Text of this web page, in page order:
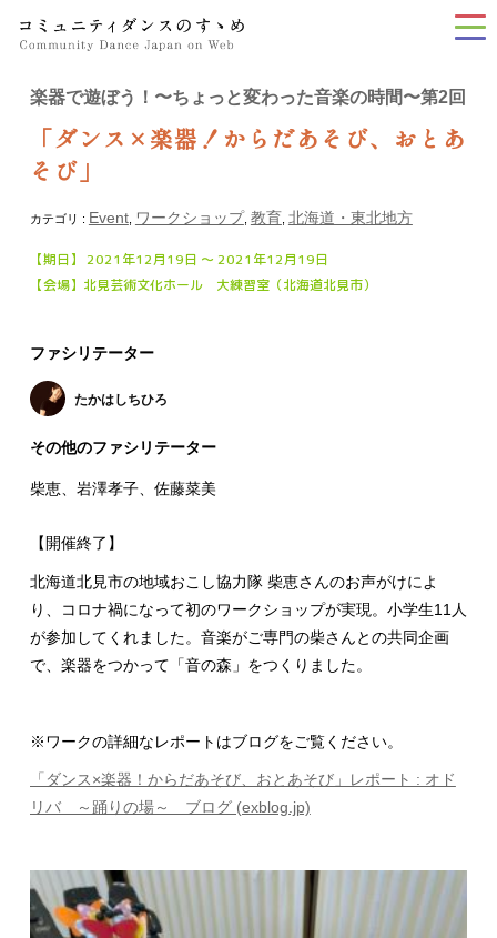
楽器で遊ぼう！〜ちょっと変わった音楽の時間〜第2回
「ダンス×楽器！からだあそび、おとあ
そび」
カテゴリ : Event, ワークショップ 教育 北海道・東北地方
【期日】 2021年12月19日 〜 2021年12月19日
【会場】北見芸術文化ホール 大練習室（北海道北見市）
ファシリテーター
たかはしちひろ
その他のファシリテーター
柴恵、岩澤孝子、佐藤菜美
【開催終了】
北海道北見市の地域おこし協力隊 柴恵さんのお声がけによ
り、コロナ禍になって初のワークショップが実現。小学生11人
が参加してくれました。音楽がご専門の柴さんとの共同企画
で、楽器をつかって「音の森」をつくりました。
※ワークの詳細なレポートはブログをご覧ください。
「ダンス×楽器！からだあそび、おとあそび」レポート : オド
リバ ～踊りの場～ ブログ (exblog.jp)